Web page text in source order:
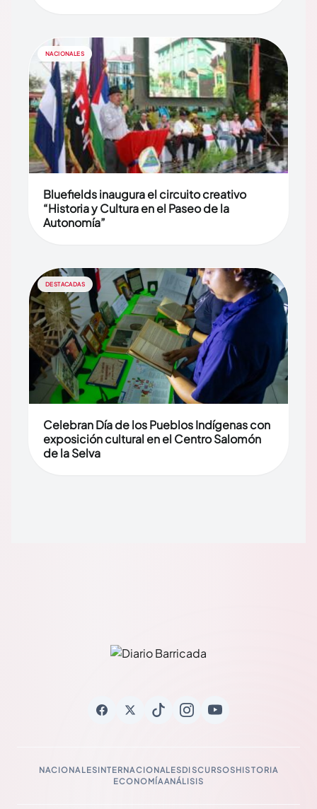
NACIONALES
Bluefields inaugura el circuito creativo
“Historia y Cultura en el Paseo de la
Autonomía”
DESTACADAS
Celebran Día de los Pueblos Indígenas con
exposición cultural en el Centro Salomón
de la Selva
NACIONALESINTERNACIONALESDISCURSOSHISTORIA
ECONOMÍAANÁLISIS